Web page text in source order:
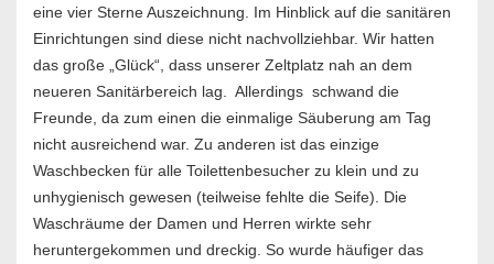
eine vier Sterne Auszeichnung. Im Hinblick auf die sanitären
Einrichtungen sind diese nicht nachvollziehbar. Wir hatten
das große „Glück“, dass unserer Zeltplatz nah an dem
neueren Sanitärbereich lag. Allerdings schwand die
Freunde, da zum einen die einmalige Säuberung am Tag
nicht ausreichend war. Zu anderen ist das einzige
Waschbecken für alle Toilettenbesucher zu klein und zu
unhygienisch gewesen (teilweise fehlte die Seife). Die
Waschräume der Damen und Herren wirkte sehr
heruntergekommen und dreckig. So wurde häufiger das